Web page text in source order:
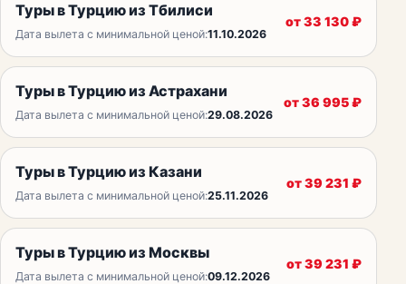
Туры в Турцию из Тбилиси
Дата вылета с минимальной ценой:11.10.2026
от33 130₽
Туры в Турцию из Астрахани
Дата вылета с минимальной ценой:29.08.2026
от36 995₽
Туры в Турцию из Казани
Дата вылета с минимальной ценой:25.11.2026
от39 231 ₽
Туры в Турцию из Москвы
Дата вылета с минимальной ценой:09.12.2026
от39 231 ₽